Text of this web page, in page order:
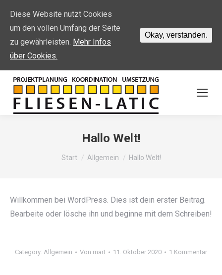
Hallo Welt!
Sie befinden sich hier:
Start Allgemein Hallo Welt!
Willkommen bei WordPress. Dies ist dein erster Beitrag.
Bearbeite oder lösche ihn und beginne mit dem Schreiben!
Category: Allgemein Von mart 11. Oktober 2020 1 Kommentar
Diese Website nutzt Cookies
um den vollen Umfang der Seite
zu gewährleisten. Mehr Infos
über Cookies.
Okay, verstanden.